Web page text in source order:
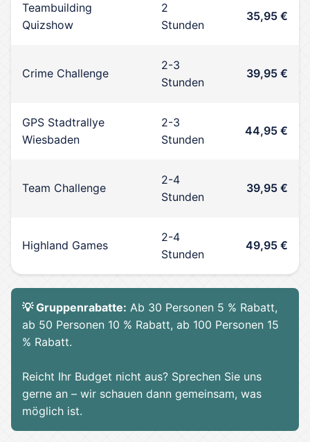
Teambuilding
Quizshow
2
Stunden
35,95 €
Crime Challenge
2-3
Stunden
39,95 €
GPS Stadtrallye
Wiesbaden
2-3
Stunden
44,95 €
Team Challenge
2-4
Stunden
39,95 €
Highland Games
2-4
Stunden
49,95 €
💡 Gruppenrabatte: Ab 30 Personen 5 % Rabatt,
ab 50 Personen 10 % Rabatt, ab 100 Personen 15
% Rabatt.
Reicht Ihr Budget nicht aus? Sprechen Sie uns
gerne an – wir schauen dann gemeinsam, was
möglich ist.